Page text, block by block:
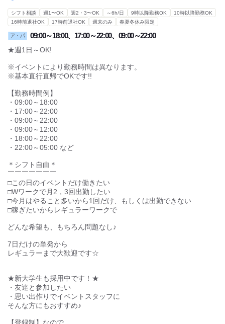
※イベントにより勤務時間は異なります。
※基本直行直帰でOKです!!
【勤務時間例】
・09:00～18:00
・17:00～22:00
・09:00～22:00
・09:00～12:00
・18:00～22:00
＊シフト自由＊
￣￣￣￣￣￣￣
□この日のイベントだけ働きたい
□Wワークで月2，3回出勤したい
□今月はやること多いから1回だけ、もしくは出勤できない
□稼ぎたいからレギュラーワークで
どんな希望も、もちろん問題なし♪
7日だけの単発から
レギュラーまで大歓迎です☆
★新大学生も採用中です！★
・友達と参加したい
・思い出作りでイベントスタッフに
そんな方にもおすすめ♪
【登録制】なので
≪自分が働けるときだけ・・など≫
あなたの希望で出勤OK!
登録会に参加していただくと、イベントの詳細が知れます！
もっと見る
休日・休暇
月・火・水・木・金・土・日・祝日・交代制
アナタの好きな時に働けて休みも自由♪
▼こんな人にピッタリ
□この日だけ働きたい
□今月は15回だけ、もしくは出勤できない
□稼ぎたいからレギュラーワークで、Wワーク
職種 社員登用あり
ア・パ イベントスタッフ
給与
交通費：一部支給
案内/グッズ販売：時給1,250円~2025円
※休憩時間も時給発生！
※現場によっては美味しいお弁当支給!
★登録から1カ月以内に初出勤された方全員に
1000円のボーナス支給♪